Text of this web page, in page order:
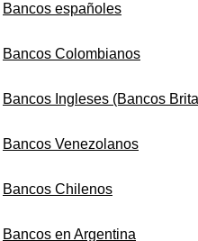
Bancos españoles
Bancos Colombianos
Bancos Ingleses (Bancos
Bancos Venezolanos
Bancos Chilenos
Bancos en Argentina